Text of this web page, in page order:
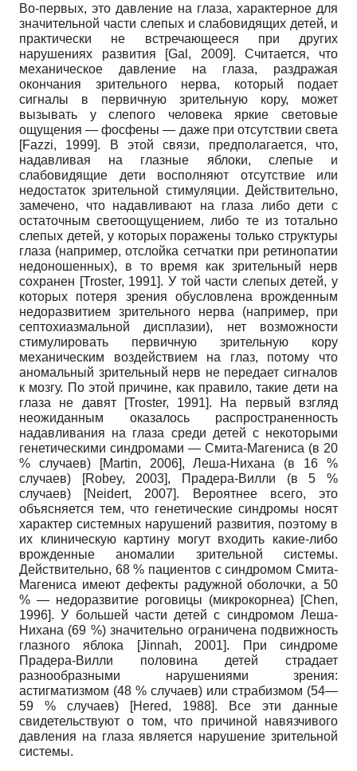
Во-первых, это давление на глаза, характерное для
значительной части слепых и слабовидящих детей, и
практически не встречающееся при других
нарушениях развития
[Gal, 2009]. Считается, что
механическое давление на глаза, раздражая
окончания зрительного нерва, который подает
сигналы в первичную зрительную кору, может
вызывать у слепого человека яркие световые
ощущения — фосфены — даже при отсутствии света
[Fazzi, 1999]. В этой связи, предполагается, что,
надавливая на глазные яблоки, слепые и
слабовидящие дети восполняют отсутствие или
недостаток зрительной стимуляции. Действительно,
замечено, что надавливают на глаза либо дети с
остаточным светоощущением, либо те из тотально
слепых детей, у которых поражены только структуры
глаза (например, отслойка сетчатки при ретинопатии
недоношенных), в то время как зрительный нерв
сохранен [Troster, 1991]. У той части слепых детей, у
которых потеря зрения обусловлена врожденным
недоразвитием зрительного нерва (например, при
септохиазмальной дисплазии), нет возможности
стимулировать первичную зрительную кору
механическим воздействием на глаз, потому что
аномальный зрительный нерв не передает сигналов
к мозгу. По этой причине, как правило, такие дети на
глаза не давят
[Troster, 1991]. На первый взгляд
неожиданным оказалось распространенность
надавливания на глаза среди детей с некоторыми
генетическими синдромами — Смита-Магениса (в 20
% случаев)
[Martin, 2006], Леша-Нихана (в 16 %
случаев)
[Robey, 2003], Прадера-Вилли (в 5 %
случаев)
[Neidert, 2007]. Вероятнее всего, это
объясняется тем, что генетические синдромы носят
характер системных нарушений развития, поэтому в
их клиническую картину могут входить какие-либо
врожденные аномалии зрительной системы.
Действительно, 68 % пациентов с синдромом Смита-
Магениса имеют дефекты радужной оболочки, а 50
% — недоразвитие роговицы (микрокорнеа) [Chen,
1996]. У большей части детей с синдромом Леша-
Нихана (69 %) значительно ограничена подвижность
глазного яблока
[Jinnah, 2001]. При синдроме
Прадера-Вилли половина детей страдает
разнообразными нарушениями зрения:
астигматизмом (48 % случаев) или страбизмом (54—
59 % случаев)
[Hered, 1988]. Все эти данные
свидетельствуют о том, что причиной навязчивого
давления на глаза является нарушение зрительной
системы.